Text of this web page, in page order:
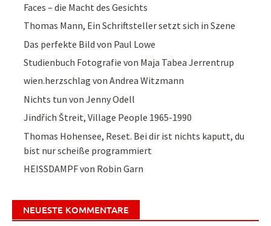
Faces – die Macht des Gesichts
Thomas Mann, Ein Schriftsteller setzt sich in Szene
Das perfekte Bild von Paul Lowe
Studienbuch Fotografie von Maja Tabea Jerrentrup
wien.herzschlag von Andrea Witzmann
Nichts tun von Jenny Odell
Jindřich Štreit, Village People 1965-1990
Thomas Hohensee, Reset. Bei dir ist nichts kaputt, du
bist nur scheiße programmiert
HEISSDAMPF von Robin Garn
NEUESTE KOMMENTARE